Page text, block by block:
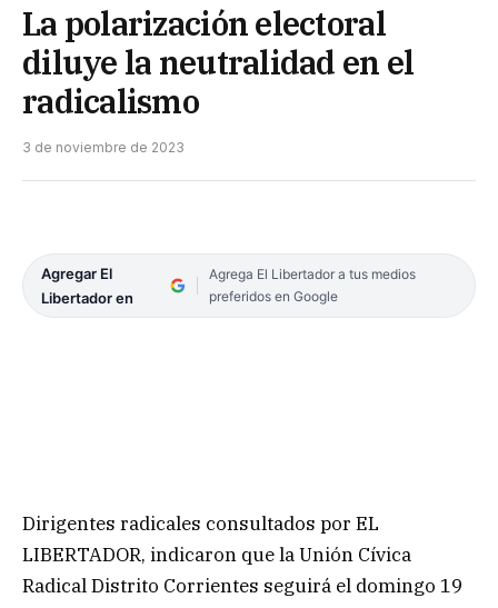
La polarización electoral
diluye la neutralidad en el
radicalismo
3 de noviembre de 2023
Agregar El
Libertador en
Agrega El Libertador a tus medios
preferidos en Google
Dirigentes radicales consultados por EL
LIBERTADOR, indicaron que la Unión Cívica
Radical Distrito Corrientes seguirá el domingo 19